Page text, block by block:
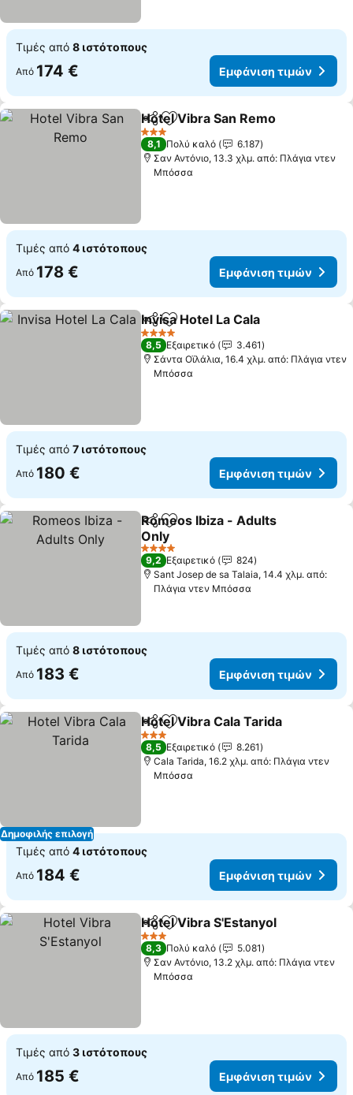
Τιμές από 8 ιστότοπους
Από 174 € Εμφάνιση τιμών
Κοινοποίηση
Προσθήκη στα αγαπημένα
Hotel Vibra San Remo
3 Αστέρια
8,1 Πολύ καλό
6.187
Σαν Αντόνιο, 13.3 χλμ. από: Πλάγια ντεν
Μπόσσα
Τιμές από 4 ιστότοπους
Από 178 € Εμφάνιση τιμών
Κοινοποίηση
Προσθήκη στα αγαπημένα
Invisa Hotel La Cala
4 Αστέρια
8,5 Εξαιρετικό
3.461
Σάντα Οϊλάλια, 16.4 χλμ. από: Πλάγια ντεν
Μπόσσα
Τιμές από 7 ιστότοπους
Από 180 € Εμφάνιση τιμών
Κοινοποίηση
Προσθήκη στα αγαπημένα
Romeos Ibiza - Adults
Only
4 Αστέρια
9,2 Εξαιρετικό
824
Sant Josep de sa Talaia, 14.4 χλμ. από:
Πλάγια ντεν Μπόσσα
Τιμές από 8 ιστότοπους
Από 183 € Εμφάνιση τιμών
Δημοφιλής επιλογή
Κοινοποίηση
Προσθήκη στα αγαπημένα
Hotel Vibra Cala Tarida
3 Αστέρια
8,5 Εξαιρετικό
8.261
Cala Tarida, 16.2 χλμ. από: Πλάγια ντεν
Μπόσσα
Τιμές από 4 ιστότοπους
Από 184 € Εμφάνιση τιμών
Κοινοποίηση
Προσθήκη στα αγαπημένα
Hotel Vibra S'Estanyol
3 Αστέρια
8,3 Πολύ καλό
5.081
Σαν Αντόνιο, 13.2 χλμ. από: Πλάγια ντεν
Μπόσσα
Τιμές από 3 ιστότοπους
Από 185 € Εμφάνιση τιμών